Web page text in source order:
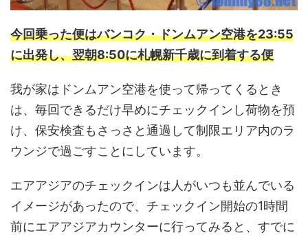
今回乗った便はバンコク・ドンムアン空港を23:55
に出発し、翌朝8:50に札幌新千歳に到着する便
我が家はドンムアン空港を使って帰ってくるとき
は、毎回できるだけ早めにチェックインし荷物を預
け、保安検査もさっさと通過して制限エリア内のラ
ウンジで過ごすことにしています。
エアアジアのチェックインは人がいつも並んでいる
イメージがあったので、チェックイン開始の1時間
前にエアアジアカウンターに行ってみると、すでに